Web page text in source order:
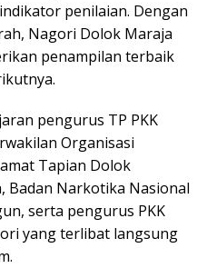
penilaian. Dengan
Nagori Dolok Maraja
penampilan terbaik
pengurus TP PKK
Organisasi
Tapian Dolok
Badan Narkotika Nasional
serta pengurus PKK
yang terlibat langsung